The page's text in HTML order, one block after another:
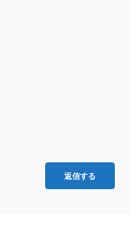
返信する